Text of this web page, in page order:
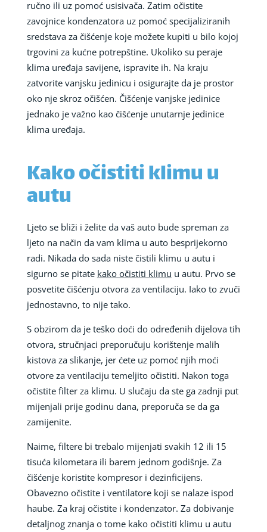
ručno ili uz pomoć usisivača. Zatim očistite
zavojnice kondenzatora uz pomoć specijaliziranih
sredstava za čišćenje koje možete kupiti u bilo kojoj
trgovini za kućne potrepštine. Ukoliko su peraje
klima uređaja savijene, ispravite ih. Na kraju
zatvorite vanjsku jedinicu i osigurajte da je prostor
oko nje skroz očišćen. Čišćenje vanjske jedinice
jednako je važno kao čišćenje unutarnje jedinice
klima uređaja.
Kako očistiti klimu u
autu
Ljeto se bliži i želite da vaš auto bude spreman za
ljeto na način da vam klima u auto besprijekorno
radi. Nikada do sada niste čistili klimu u autu i
sigurno se pitate kako očistiti klimu u autu. Prvo se
posvetite čišćenju otvora za ventilaciju. Iako to zvuči
jednostavno, to nije tako.
S obzirom da je teško doći do određenih dijelova tih
otvora, stručnjaci preporučuju korištenje malih
kistova za slikanje, jer ćete uz pomoć njih moći
otvore za ventilaciju temeljito očistiti. Nakon toga
očistite filter za klimu. U slučaju da ste ga zadnji put
mijenjali prije godinu dana, preporuča se da ga
zamijenite.
Naime, filtere bi trebalo mijenjati svakih 12 ili 15
tisuća kilometara ili barem jednom godišnje. Za
čišćenje koristite kompresor i dezinficijens.
Obavezno očistite i ventilatore koji se nalaze ispod
haube. Za kraj očistite i kondenzator. Za dobivanje
detaljnog znanja o tome kako očistiti klimu u autu